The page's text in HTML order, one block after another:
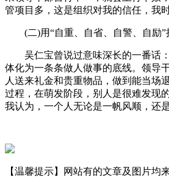
管项目多，这是组织对我的信任，我
(二)用“自重、自省、自警、自励”
吴仁宝曾说过意味深长的一番话："
体化为一条条做人做事的底线。领导
人送来礼金和贵重物品，做到能当场
过程，在萌发阶段，别人是很难发现
我认为，一个人无论是一帆风顺，还
【温馨提示】网站有的文章及图片均